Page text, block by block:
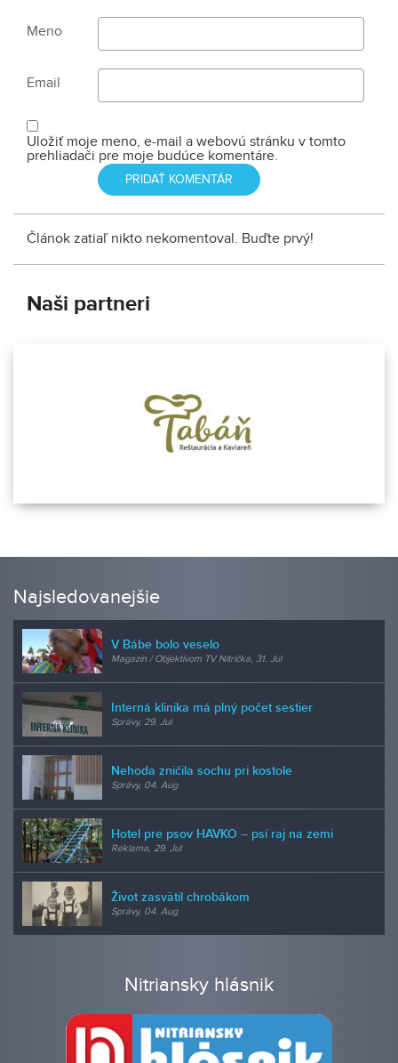
Meno
Email
Uložiť moje meno, e-mail a webovú stránku v tomto
prehliadači pre moje budúce komentáre.
Článok zatiaľ nikto nekomentoval. Buďte prvý!
Naši partneri
Najsledovanejšie
V Bábe bolo veselo
Magazín / Objektívom TV Nitrička, 31. Jul
Interná klinika má plný počet sestier
Správy, 29. Jul
Nehoda zničila sochu pri kostole
Správy, 04. Aug
Hotel pre psov HAVKO – psí raj na zemi
Reklama, 29. Jul
Život zasvätil chrobákom
Správy, 04. Aug
Nitriansky hlásnik